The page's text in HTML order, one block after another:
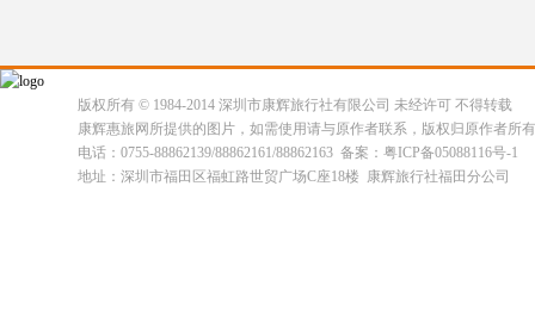
版权所有 © 1984-2014 深圳市康辉旅行社有限公司 未经许可 不得转载
康辉惠旅网所提供的图片，如需使用请与原作者联系，版权归原作者所
电话：0755-88862139/88862161/88862163 备案：粤ICP备05088116号-1
地址：深圳市福田区福虹路世贸广场C座18楼 康辉旅行社福田分公司